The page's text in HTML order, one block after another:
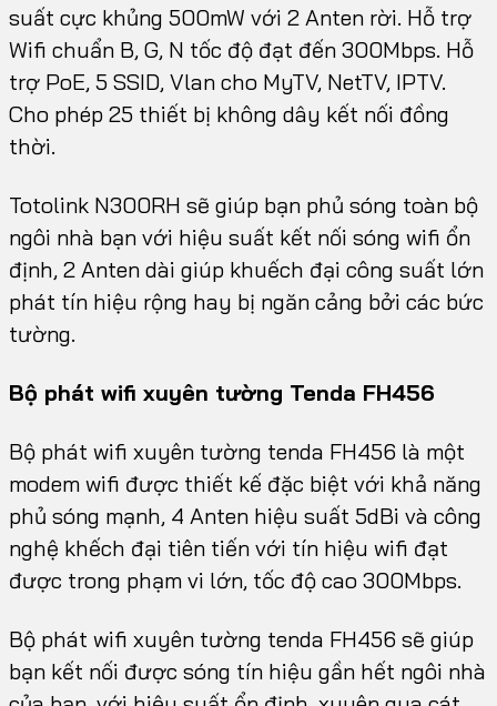
suất cực khủng 500mW với 2 Anten rời. Hỗ trợ
Wifi chuẩn B, G, N tốc độ đạt đến 300Mbps. Hỗ
trợ PoE, 5 SSID, Vlan cho MyTV, NetTV, IPTV.
Cho phép 25 thiết bị không dây kết nối đồng
thời.
Totolink N300RH sẽ giúp bạn phủ sóng toàn bộ
ngôi nhà bạn với hiệu suất kết nối sóng wifi ổn
định, 2 Anten dài giúp khuếch đại công suất lớn
phát tín hiệu rộng hay bị ngăn cảng bởi các bức
tường.
Bộ phát wifi xuyên tường Tenda FH456
Bộ phát wifi xuyên tường tenda FH456 là một
modem wifi được thiết kế đặc biệt với khả năng
phủ sóng mạnh, 4 Anten hiệu suất 5dBi và công
nghệ khếch đại tiên tiến với tín hiệu wifi đạt
được trong phạm vi lớn, tốc độ cao 300Mbps.
Bộ phát wifi xuyên tường tenda FH456 sẽ giúp
bạn kết nối được sóng tín hiệu gần hết ngôi nhà